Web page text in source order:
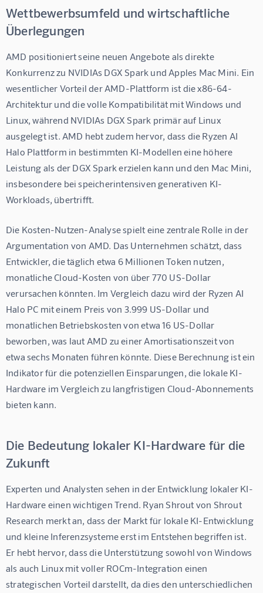
Wettbewerbsumfeld und wirtschaftliche
Überlegungen
AMD positioniert seine neuen Angebote als direkte
Konkurrenz zu NVIDIAs DGX Spark und Apples Mac Mini. Ein
wesentlicher Vorteil der AMD-Plattform ist die x86-64-
Architektur und die volle Kompatibilität mit Windows und
Linux, während NVIDIAs DGX Spark primär auf Linux
ausgelegt ist. AMD hebt zudem hervor, dass die Ryzen AI
Halo Plattform in bestimmten KI-Modellen eine höhere
Leistung als der DGX Spark erzielen kann und den Mac Mini,
insbesondere bei speicherintensiven generativen KI-
Workloads, übertrifft.
Die Kosten-Nutzen-Analyse spielt eine zentrale Rolle in der
Argumentation von AMD. Das Unternehmen schätzt, dass
Entwickler, die täglich etwa 6 Millionen Token nutzen,
monatliche Cloud-Kosten von über 770 US-Dollar
verursachen könnten. Im Vergleich dazu wird der Ryzen AI
Halo PC mit einem Preis von 3.999 US-Dollar und
monatlichen Betriebskosten von etwa 16 US-Dollar
beworben, was laut AMD zu einer Amortisationszeit von
etwa sechs Monaten führen könnte. Diese Berechnung ist ein
Indikator für die potenziellen Einsparungen, die lokale KI-
Hardware im Vergleich zu langfristigen Cloud-Abonnements
bieten kann.
Die Bedeutung lokaler KI-Hardware für die
Zukunft
Experten und Analysten sehen in der Entwicklung lokaler KI-
Hardware einen wichtigen Trend. Ryan Shrout von Shrout
Research merkt an, dass der Markt für lokale KI-Entwicklung
und kleine Inferenzsysteme erst im Entstehen begriffen ist.
Er hebt hervor, dass die Unterstützung sowohl von Windows
als auch Linux mit voller ROCm-Integration einen
strategischen Vorteil darstellt, da dies den unterschiedlichen